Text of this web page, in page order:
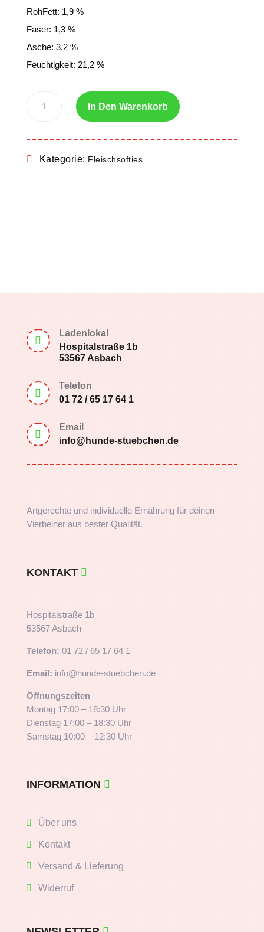
RohFett: 1,9 %
Faser: 1,3 %
Asche: 3,2 %
Feuchtigkeit: 21,2 %
In Den Warenkorb
Kategorie: Fleischsofties

Ladenlokal
Hospitalstraße 1b
53567 Asbach

Telefon
01 72 / 65 17 64 1

Email
info@hunde-stuebchen.de
Artgerechte und individuelle Ernährung für deinen
Vierbeiner aus bester Qualität.
KONTAKT
Hospitalstraße 1b
53567 Asbach
Telefon: 01 72 / 65 17 64 1
Email: info@hunde-stuebchen.de
Öffnungszeiten
Montag 17:00 – 18:30 Uhr
Dienstag 17:00 – 18:30 Uhr
Samstag 10:00 – 12:30 Uhr
INFORMATION
Über uns
Kontakt
Versand & Lieferung
Widerruf